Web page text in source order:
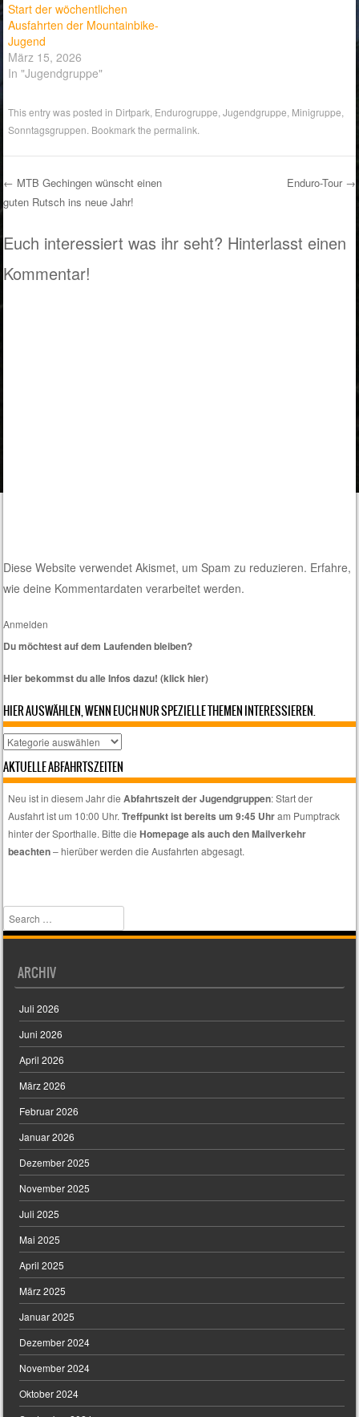
Start der wöchentlichen
Ausfahrten der Mountainbike-
Jugend
März 15, 2026
In "Jugendgruppe"
This entry was posted in Dirtpark Endurogruppe ,Jugendgruppe Minigruppe
Sonntagsgruppen . Bookmark thepermalink
Post navigation
← MTB Gechingen wünscht einen
guten Rutsch ins neue Jahr!
Enduro-Tour →
Euch interessiert was ihr seht? Hinterlasst einen
Kommentar!
Diese Website verwendet Akismet, um Spam zu reduzieren. Erfahre,
wie deine Kommentardaten verarbeitet werden.
Anmelden
Du möchtest auf dem Laufenden bleiben?
Hier bekommst du alle Infos dazu! (klick hier)
HIER AUSWÄHLEN, WENN EUCH NUR SPEZIELLE THEMEN INTERESSIEREN.
Hier
wenn
Themen
interessieren.
AKTUELLE ABFAHRTSZEITEN
Neu ist in diesem Jahr dieAbfahrtszeit der Jugendgruppen: Start der
Ausfahrt ist um 10:00 Uhr.Treffpunkt ist bereits um 9:45 Uhram Pumptrack
hinter der Sporthalle. Bitte dieHomepage als auch den Mailverkehr
beachten– hierüber werden die Ausfahrten abgesagt.
Search
ARCHIV
Juli 2026
Juni 2026
April 2026
März 2026
Februar 2026
Januar 2026
Dezember 2025
November 2025
Juli 2025
Mai 2025
April 2025
März 2025
Januar 2025
Dezember 2024
November 2024
Oktober 2024